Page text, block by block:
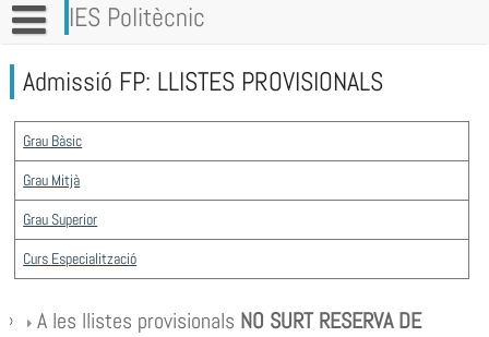
Vés
IES Politècnic
Admissió FP: LLISTES PROVISIONALS
Grau Bàsic
Grau Mitjà
Grau Superior
Curs Especialització
A les llistes provisionals NO SURT RESERVA DE